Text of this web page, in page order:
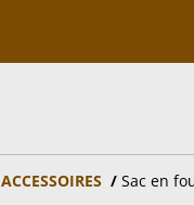
ACCESSOIRES / Sac en